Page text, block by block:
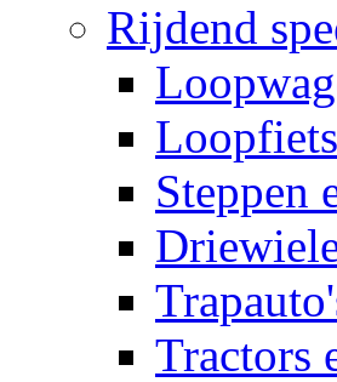
Rijdend
Steppen
Tractors